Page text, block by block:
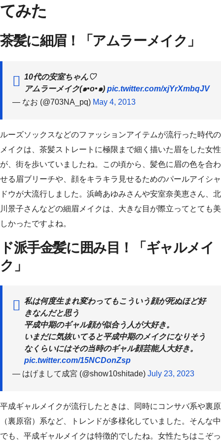
てみた
茶髪に細眉！「アムラーメイク」
10代の安室ちゃん♡
アムラーメイク(๑•o•๑) pic.twitter.com/xjYrXmbqJV
— なお (@703NA_pq) May 4, 2013
ルーズソックスなどのファッションアイテムが流行った時代の
メイクは、茶髪ストレートに極限まで細く描いた眉をした女性
が、街を歩いていましたね。この頃から、髪色に眉の色を合わ
せる眉ブリーチや、顔をキラキラ見せるためのパールアイシャ
ドウが大流行しました。浜崎あゆみさんや安室奈美恵さん、北
川景子さんなどの細眉メイクは、大きな目が際立ってとても美
しかったですよね。
ド派手金髪に囲み目！「ギャルメイ
ク」
私は何度生まれ変わってもこういう顔が死ぬほど好
きなんだと思う
平成中期のギャル顔が似合う人が大好き。
いまだに気抜いてると平成中期のメイクになりそう
なくらいにはその当時のギャル顔芸能人大好き。
pic.twitter.com/15NCDonZsp
— はげまして成宮 (@show10shitade) July 23, 2023
平成ギャルメイクが流行したときは、同時にコンサバ系や裏原
（裏原宿）系など、トレンドが多様化していました。そんな中
でも、平成ギャルメイクは特徴的でしたね。女性たちはこぞっ